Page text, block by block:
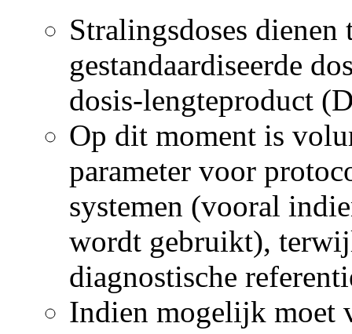
Stralingsdoses
gestandaardiseerde
dosis-lengteproduct
Op dit moment is
parameter voor
systemen (vooral
wordt gebruikt),
diagnostische
Indien mogelijk moet